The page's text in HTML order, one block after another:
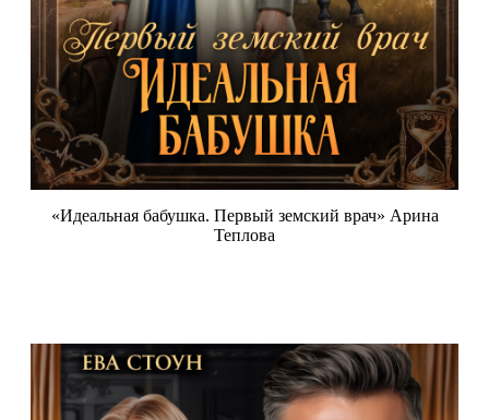
«Идеальная бабушка. Первый земский врач» Арина
Теплова